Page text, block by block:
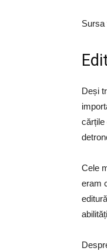
Sursa
Deși
cărțile
Cele
eram